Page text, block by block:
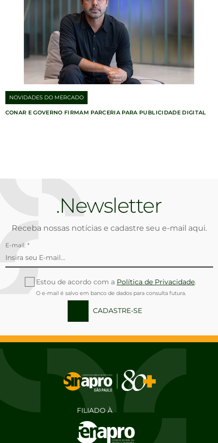
NOVIDADES DO MERCADO
CONAR E GOVERNO FIRMAM PARCERIA PARA PUBLICIDADE DIGITAL
Newsletter
Receba nossas notícias e cadastre seu e-mail aqui.
E-mail: *
Estou de acordo com a Política de Privacidade.
O e-mail é salvo em banco de dados para consulta futura.
CADASTRE-SE
FILIADO À